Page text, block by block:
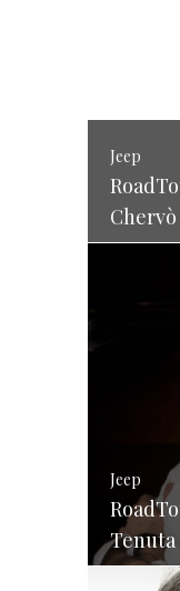
Jeep
Chervò Golf
Jeep
Tenuta